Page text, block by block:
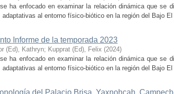
ha enfocado en examinar la relación dinámica que se
al entorno físico-biótico en la región del Bajo El
Informe de la temporada 2023
(Ed), Kathryn; Kupprat (Ed), Felix (2024)
ha enfocado en examinar la relación dinámica que se
al entorno físico-biótico en la región del Bajo El
del Palacio Brisa, Yaxnohcah,